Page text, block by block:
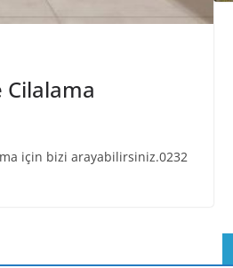
Cilalama
için bizi arayabilirsiniz.0232